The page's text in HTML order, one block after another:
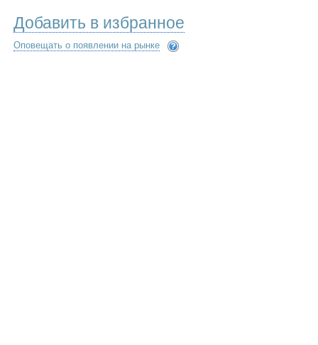
Добавить в избранное
Оповещать о появлении на рынке